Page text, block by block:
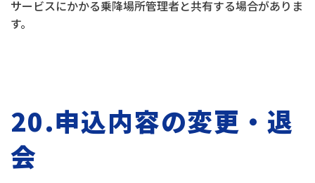
サービスにかかる乗降場所管理者と共有する場合がありま
す。
20.申込内容の変更・退
会